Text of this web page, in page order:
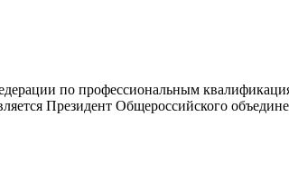
по профессиональным
Президент Общероссийского